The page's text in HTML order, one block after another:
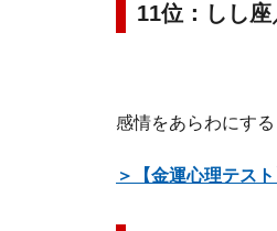
11位：しし座
感情をあらわにす
＞【金運心理テス